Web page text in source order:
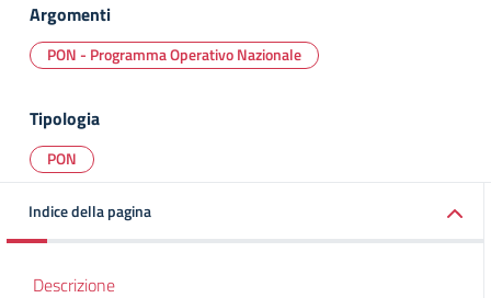
Argomenti
PON - Programma Operativo Nazionale
Tipologia
PON
Indice della pagina
Descrizione